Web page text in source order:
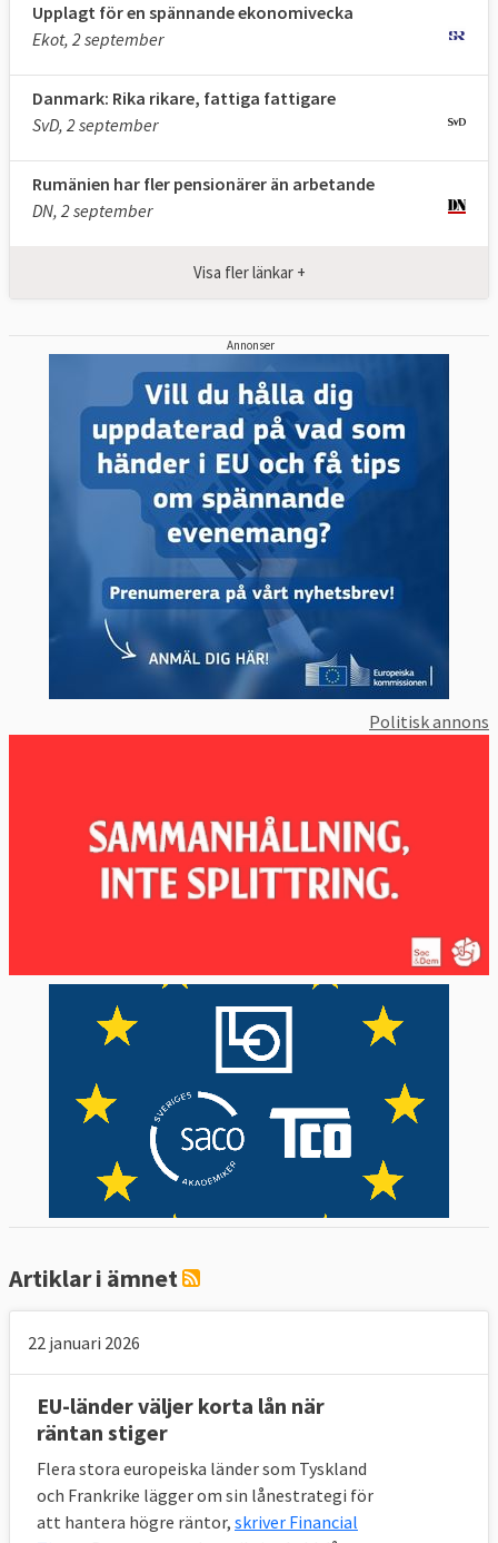
Upplagt för en spännande ekonomivecka
Ekot, 2 september
Danmark: Rika rikare, fattiga fattigare
SvD, 2 september
Rumänien har fler pensionärer än arbetande
DN, 2 september
Visa fler länkar +
Annonser
Politisk annons
Artiklar i ämnet
22 januari 2026
EU-länder väljer korta lån när
räntan stiger
Flera stora europeiska länder som Tyskland
och Frankrike lägger om sin lånestrategi för
att hantera högre räntor, skriver Financial